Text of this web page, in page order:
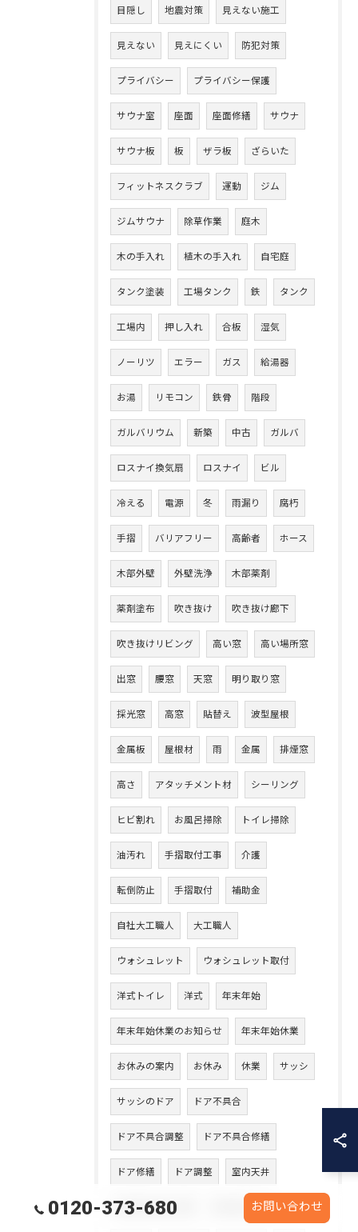
目隠し 地震対策 見えない施工
見えない 見えにくい 防犯対策
プライバシー プライバシー保護
サウナ室 座面 座面修繕 サウナ
サウナ板 板 ザラ板 ざらいた
フィットネスクラブ 運動 ジム
ジムサウナ 除草作業 庭木
木の手入れ 植木の手入れ 自宅庭
タンク塗装 工場タンク 鉄 タンク
工場内 押し入れ 合板 湿気
ノーリツ エラー ガス 給湯器
お湯 リモコン 鉄骨 階段
ガルバリウム 新築 中古 ガルバ
ロスナイ換気扇 ロスナイ ビル
冷える 電源 冬 雨漏り 腐朽
手摺 バリアフリー 高齢者 ホース
木部外壁 外壁洗浄 木部薬剤
薬剤塗布 吹き抜け 吹き抜け廊下
吹き抜けリビング 高い窓 高い場所窓
出窓 腰窓 天窓 明り取り窓
採光窓 高窓 貼替え 波型屋根
金属板 屋根材 雨 金属 排煙窓
高さ アタッチメント材 シーリング
ヒビ割れ お風呂掃除 トイレ掃除
油汚れ 手摺取付工事 介護
転倒防止 手摺取付 補助金
自社大工職人 大工職人
ウォシュレット ウォシュレット取付
洋式トイレ 洋式 年末年始
年末年始休業のお知らせ 年末年始休業
お休みの案内 お休み 休業 サッシ
サッシのドア ドア不具合
ドア不具合調整 ドア不具合修繕
ドア修繕 ドア調整 室内天井
天井張り替え工事 天井張り替え
0120-373-680 お問い合わせ